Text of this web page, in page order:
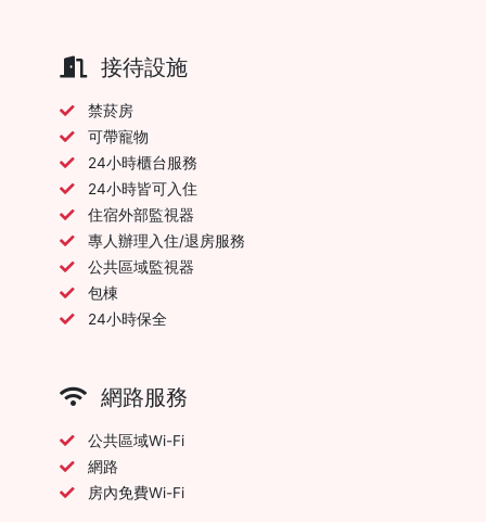
接待設施
禁菸房
可帶寵物
24小時櫃台服務
24小時皆可入住
住宿外部監視器
專人辦理入住/退房服務
公共區域監視器
包棟
24小時保全
網路服務
公共區域Wi-Fi
網路
房內免費Wi-Fi